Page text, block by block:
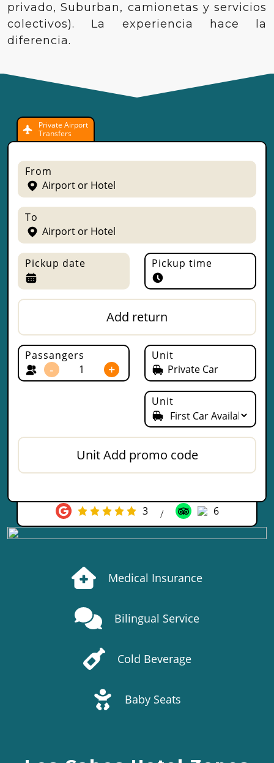
privado, Suburban, camionetas y servicios
colectivos). La experiencia hace la
diferencia.
Private Airport
Transfers
From
Airport or Hotel
To
Airport or Hotel
Pickup date Pickup time
Add return
Passangers
- +
Unit
Unit
Unit Add promo code
3 / 6
Medical Insurance
Bilingual Service
Cold Beverage
Baby Seats